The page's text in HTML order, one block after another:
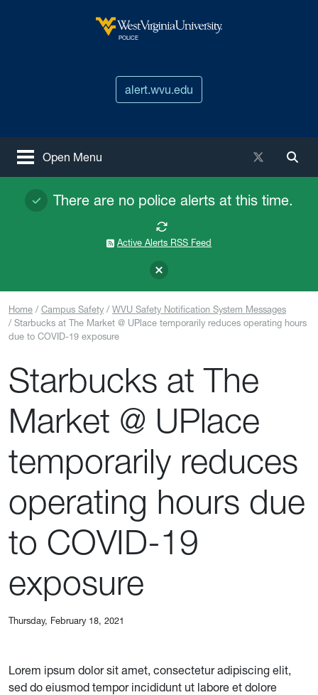
POLICE
alert.wvu.edu
Open Menu
X / Twitter
There are no police alerts at this time.
Active Alerts RSS Feed
Home Campus Safety
WVU Safety Notification System Messages
Starbucks at The Market @ UPlace temporarily reduces operating hours
due to COVID-19 exposure
Starbucks at The
Market @ UPlace
temporarily reduces
operating hours due
to COVID-19
exposure
Thursday, February 18, 2021
Lorem ipsum dolor sit amet, consectetur adipiscing elit,
sed do eiusmod tempor incididunt ut labore et dolore